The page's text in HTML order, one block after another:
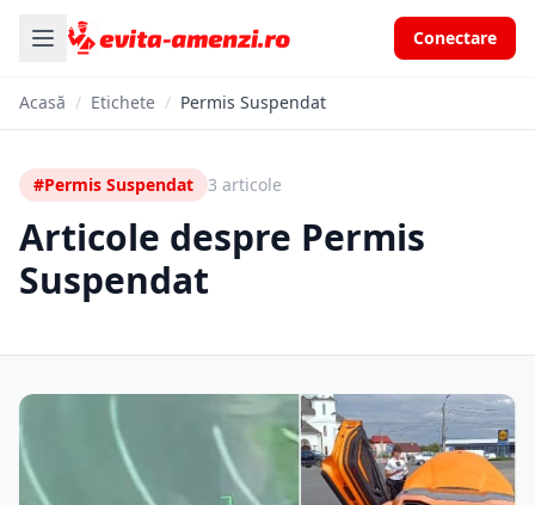
Conectare
Acasă / Etichete / Permis Suspendat
#Permis Suspendat 3 articole
Articole despre Permis
Suspendat